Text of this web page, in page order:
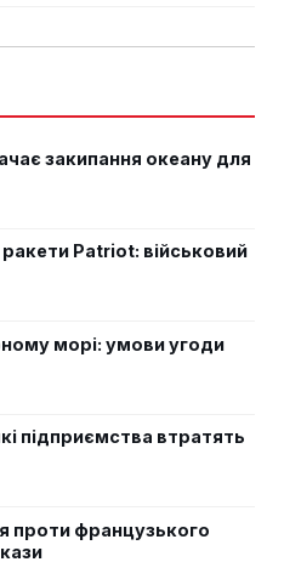
закипання океану для
Patriot: військовий
морі: умови угоди
підприємства втратять
проти французького